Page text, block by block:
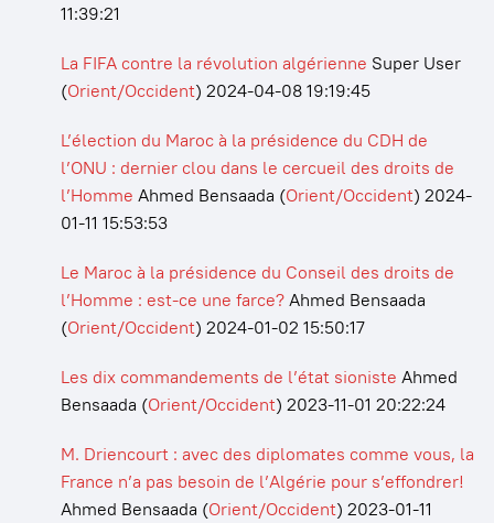
11:39:21
La FIFA contre la révolution algérienne Super User
(Orient/Occident) 2024-04-08 19:19:45
L’élection du Maroc à la présidence du CDH de
l’ONU : dernier clou dans le cercueil des droits de
l’Homme Ahmed Bensaada (Orient/Occident) 2024-
01-11 15:53:53
Le Maroc à la présidence du Conseil des droits de
l’Homme : est-ce une farce?Ahmed Bensaada
(Orient/Occident) 2024-01-02 15:50:17
Les dix commandements de l’état sioniste Ahmed
Bensaada (Orient/Occident) 2023-11-01 20:22:24
M. Driencourt : avec des diplomates comme vous, la
France n’a pas besoin de l’Algérie pour s’effondrer!
Ahmed Bensaada (Orient/Occident) 2023-01-11